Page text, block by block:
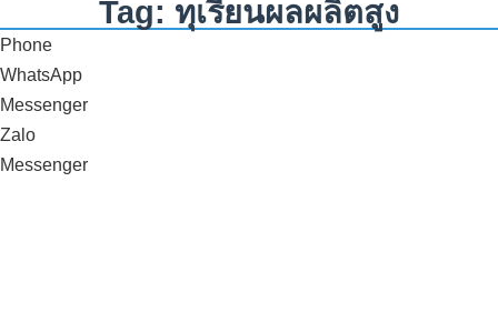
Tag: ทุเรียนผลผลิตสูง
Phone
WhatsApp
Messenger
Zalo
Messenger